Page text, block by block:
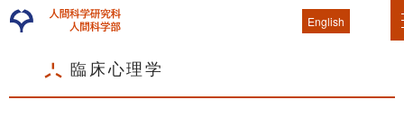
English
臨床心理学